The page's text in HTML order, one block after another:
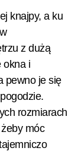
knajpy, a ku
z dużą
okna i
pewno je się
rozmiarach
móc